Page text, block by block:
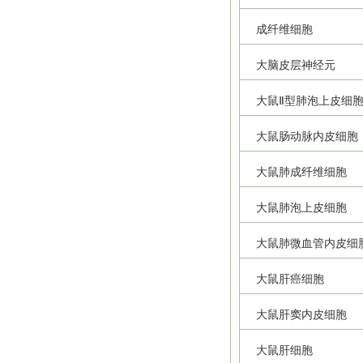
成纤维细胞
大脑皮层神经元
大鼠Ⅱ型肺泡上皮细胞
大鼠肠动脉内皮细胞
大鼠肺成纤维细胞
大鼠肺泡上皮细胞
大鼠肺微血管内皮细
大鼠肝癌细胞
大鼠肝窦内皮细胞
大鼠肝细胞